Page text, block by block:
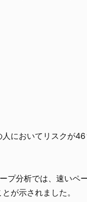
においてリスクが
プ分析では、速いペ
が示されました。